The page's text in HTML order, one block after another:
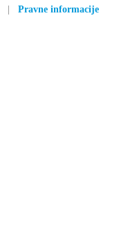
Pravne informacije